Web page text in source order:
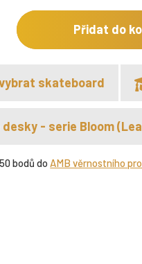
Přidat do
skateboard
desky - serie Bloom
bodů do AMB věrnostního